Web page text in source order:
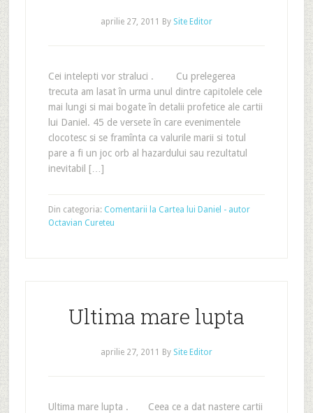
aprilie 27, 2011 By Site Editor
Cei intelepti vor straluci . Cu prelegerea
trecuta am lasat în urma unul dintre capitolele cele
mai lungi si mai bogate în detalii profetice ale cartii
lui Daniel. 45 de versete în care evenimentele
clocotesc si se framînta ca valurile marii si totul
pare a fi un joc orb al hazardului sau rezultatul
inevitabil […]
Din categoria: Comentarii la Cartea lui Daniel - autor
Octavian Cureteu
Ultima mare lupta
aprilie 27, 2011 By Site Editor
Ultima mare lupta . Ceea ce a dat nastere cartii